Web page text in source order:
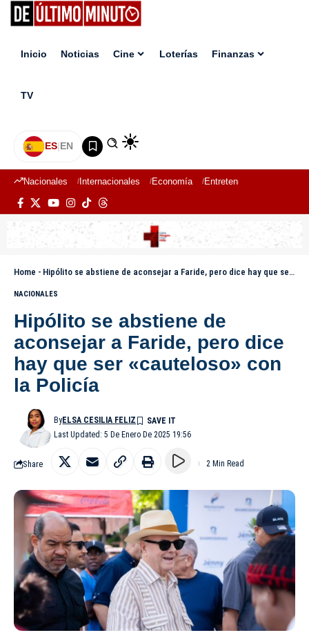
Inicio Noticias Cine Loterías Finanzas
TV
ES|EN
Nacionales Internacionales Economía Entretenimiento
Home - Hipólito se abstiene de aconsejar a Faride, pero dice hay que ser «cauteloso» con la Policía
NACIONALES
Hipólito se abstiene de
aconsejar a Faride, pero dice
hay que ser «cauteloso» con
la Policía
Last Updated: 5 De Enero De 2025 19:56
ByELSA CESILIA FELIZ
Share 2 Min Read